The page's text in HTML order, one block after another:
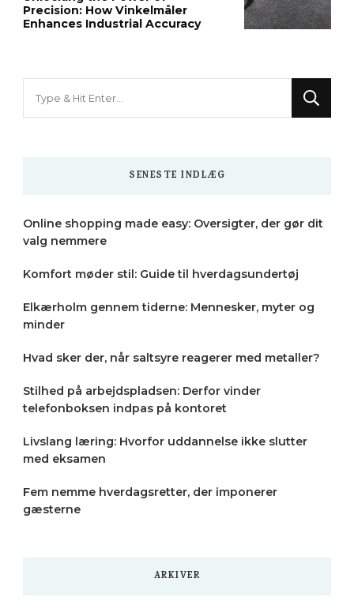
Precision: How Vinkelmåler
Enhances Industrial Accuracy
SENESTE INDLÆG
Online shopping made easy: Oversigter, der gør dit
valg nemmere
Komfort møder stil: Guide til hverdagsundertøj
Elkærholm gennem tiderne: Mennesker, myter og
minder
Hvad sker der, når saltsyre reagerer med metaller?
Stilhed på arbejdspladsen: Derfor vinder
telefonboksen indpas på kontoret
Livslang læring: Hvorfor uddannelse ikke slutter
med eksamen
Fem nemme hverdagsretter, der imponerer
gæsterne
ARKIVER